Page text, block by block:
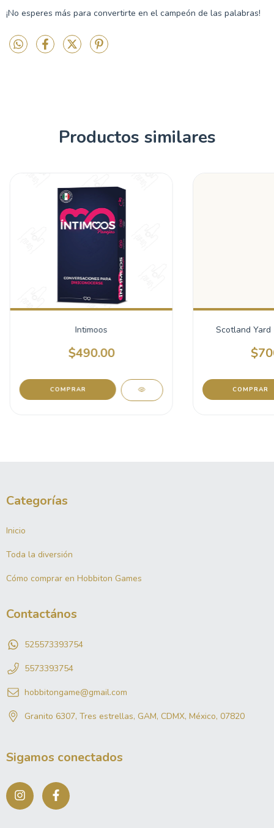
¡No esperes más para convertirte en el campeón de las palabras!
Productos similares
Intimoos
$490.00
Scotland
COMPRAR
Categorías
Inicio
Toda la diversión
Cómo comprar en Hobbiton Games
Contactános
525573393754
5573393754
hobbitongame@gmail.com
Granito 6307, Tres estrellas, GAM, CDMX, México, 07820
Sigamos conectados